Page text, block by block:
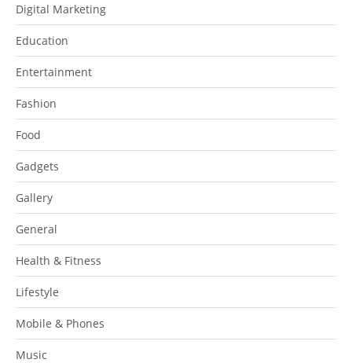
Digital Marketing
Education
Entertainment
Fashion
Food
Gadgets
Gallery
General
Health & Fitness
Lifestyle
Mobile & Phones
Music